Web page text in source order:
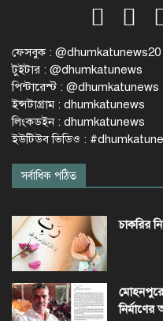
ফেসবুক : @dhumkatunews20
টুইটার : @dhumkatunews
পিন্টারেস্ট : @dhumkatunews
ইন্সটাগ্রাম : dhumkatunews
লিংকডইন : dhumkatunews
ইউটিউব ভিডিও :
সর্বাধিক পঠিত
চাকরির